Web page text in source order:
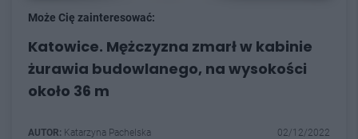
Może Cię zainteresować:
Katowice. Mężczyzna zmarł w kabinie
żurawia budowlanego, na wysokości
około 36 m
AUTOR: Katarzyna Pachelska 02/12/2022